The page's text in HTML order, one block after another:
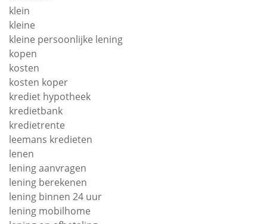
klein
kleine
kleine persoonlijke lening
kopen
kosten
kosten koper
krediet hypotheek
kredietbank
kredietrente
leemans kredieten
lenen
lening aanvragen
lening berekenen
lening binnen 24 uur
lening mobilhome